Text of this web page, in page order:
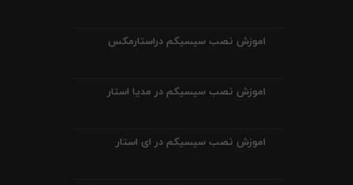
اموزش نصب سیسیکم دراستارمکس
اموزش نصب سیسیکم در مدیا استار
اموزش نصب سیسیکم در ای استار